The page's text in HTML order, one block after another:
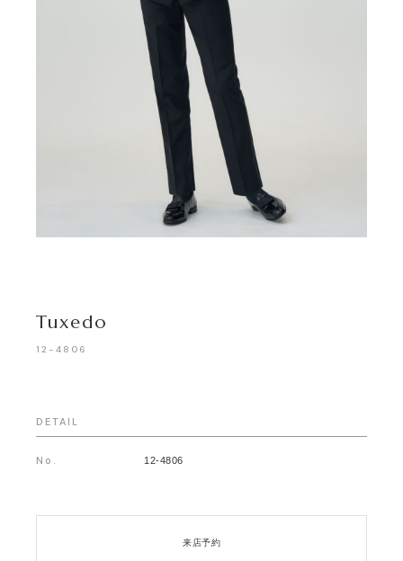
Tuxedo
12-4806
DETAIL
No. 12-4806
来店予約